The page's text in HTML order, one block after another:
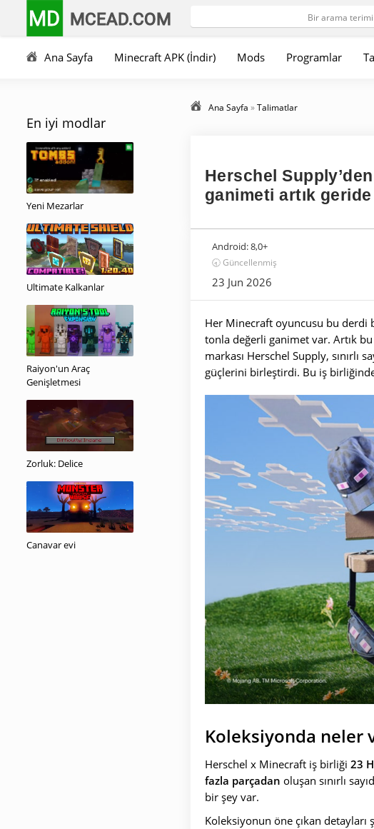
MD MCEAD.COM
Ana Sayfa Minecraft APK (İndir) Mods Programlar
En iyi modlar
Yeni Mezarlar
Ultimate Kalkanlar
Raiyon'un Araç
Genişletmesi
Zorluk: Delice
Canavar evi
Ana Sayfa »Talimatlar
Herschel
ganimeti artık geride
Android:8,0+
🕣 Güncellenmiş
23 Jun 2026
Her Minecraft oyuncusu bu derdi
tonla değerli ganimet var. Artık
markası Herschel Supply,
güçlerini birleştirdi. Bu iş
Koleksiyonda neler
Herschel x Minecraft iş birliği 23
fazla parçadan oluşan sınırlı
bir şey var.
Koleksiyonun öne çıkan detayları